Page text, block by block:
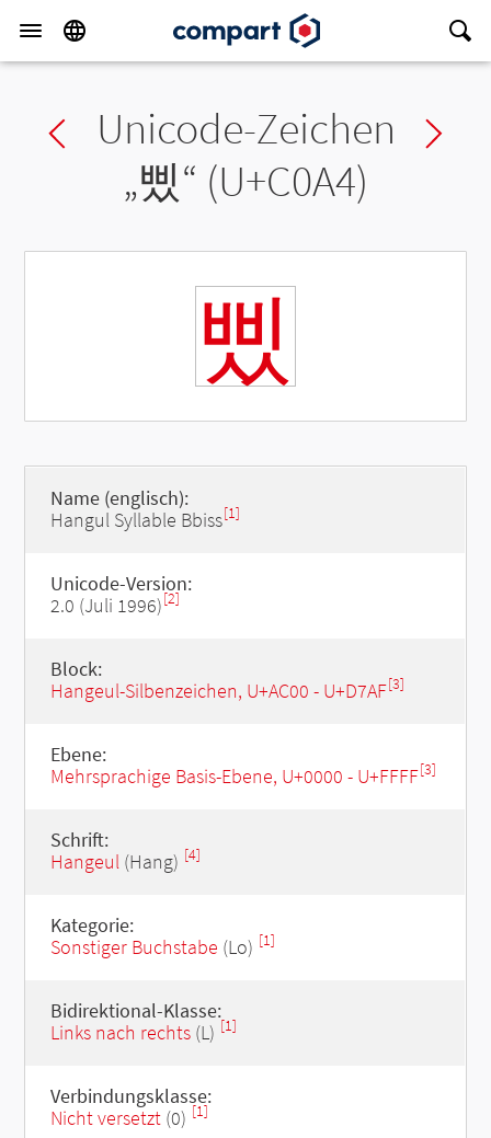
Previous char
Unicode-Zeichen
„삤“ (U+C0A4)
삤
Name (englisch):
Hangul Syllable Bbiss[1]
Unicode-Version:
2.0 (Juli 1996)[2]
Block:
Hangeul-Silbenzeichen, U+AC00 - U+D7AF[3]
Ebene:
Mehrsprachige Basis-Ebene, U+0000 - U+FFFF[3]
Schrift:
Hangeul(Hang) [4]
Kategorie:
Sonstiger Buchstabe (Lo) [1]
Bidirektional-Klasse:
Links nach rechts(L) [1]
Verbindungsklasse:
Nicht versetzt(0) [1]